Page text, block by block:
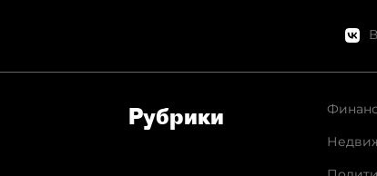
Рубрики